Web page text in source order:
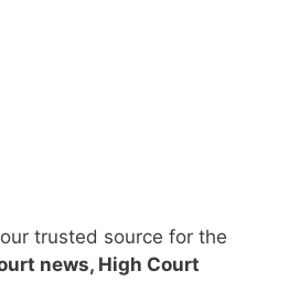
trusted source for the
news, High Court